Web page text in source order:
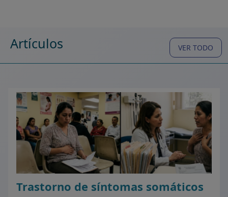
Artículos VER TODO
Trastorno de síntomas somáticos